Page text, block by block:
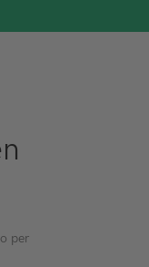
per